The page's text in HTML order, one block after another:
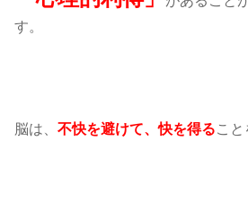
す。
脳は、 不快を避けて、快を得ること